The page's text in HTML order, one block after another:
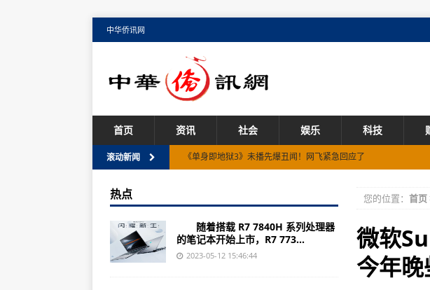
中华侨讯网
首页 资讯 社会 娱乐 科技
滚动新闻
《单身即地狱3》未播先爆丑闻！网飞紧急回应了
节目《光露营就很忙了》 林心如开民宿恍如一梦
安心亚接到工作很紧张！看到前辈名单放松了
金庸《飞狐外传》经典翻拍！邢菲改当神医、何润东久违5年再剃发
您的位置： 首页
微软
今年
热点
随着搭载 R7 7840H 系列处理器
的笔记本开始上市，R7 773...
2023-05-12 15:46:44